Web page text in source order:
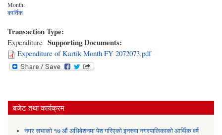
Month:
कार्तिक
Transaction Type:
Expenditure Supporting Documents:
Expenditure of Kartik Month FY 2072073.pdf
बजेट तथा कार्यक्रम
नगर सभाको १७ औं अधिवेशनमा पेश गरिएको इनरुवा नगरपालिकाको आर्थिक वर्ष